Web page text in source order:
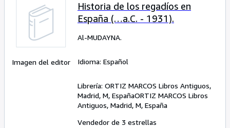
Imagen del editor
Historia de los regadíos en
España (…a.C. - 1931).
Al-MUDAYNA.
Idioma: Español
Librería: ORTIZ MARCOS Libros Antiguos,
Madrid, M, EspañaORTIZ MARCOS Libros
Antiguos, Madrid, M, España
Vendedor de 3 estrellas